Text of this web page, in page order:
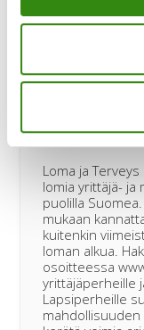
Loma ja
lomia yrittäjä- ja
puolilla
mukaan
kuitenkin
loman alkua.
osoitteessa
yrittäjäperheille
Lapsiperheille
mahdollisuuden